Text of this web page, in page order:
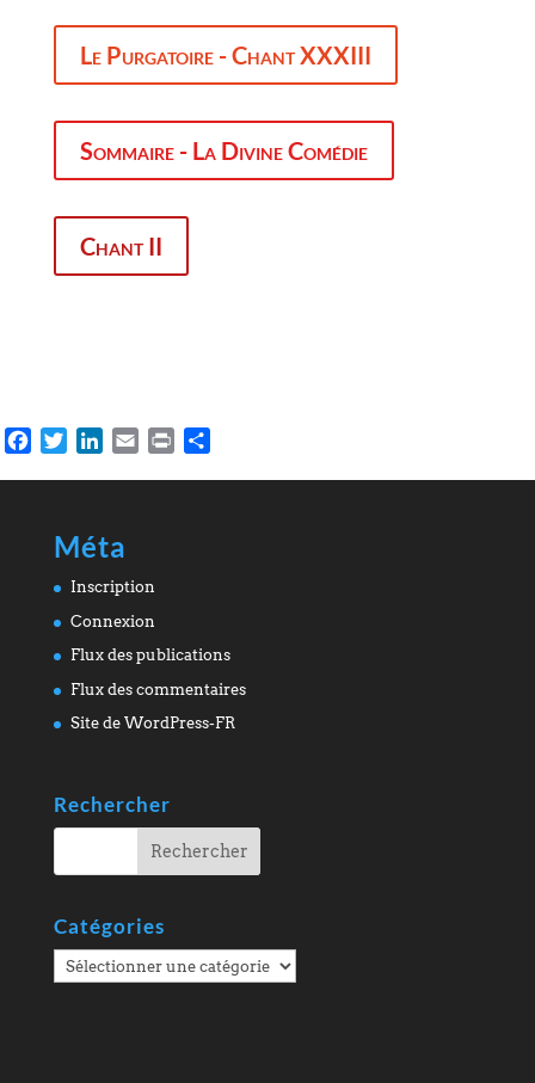
Le Purgatoire - Chant XXXIII
Sommaire - La Divine Comédie
Chant II
Facebook
TwitterLinkedIn
EmailPrint
Méta
Inscription
Connexion
Flux des publications
Flux des commentaires
Site de WordPress-FR
Rechercher
Catégories
Catégories